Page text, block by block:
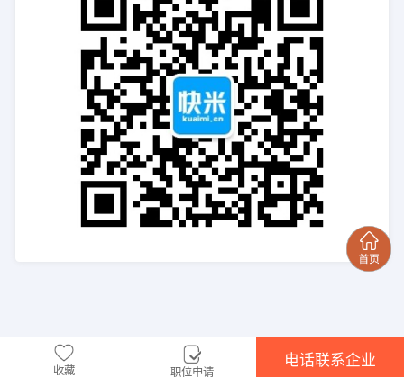
收藏 职位申请
电话联系企业